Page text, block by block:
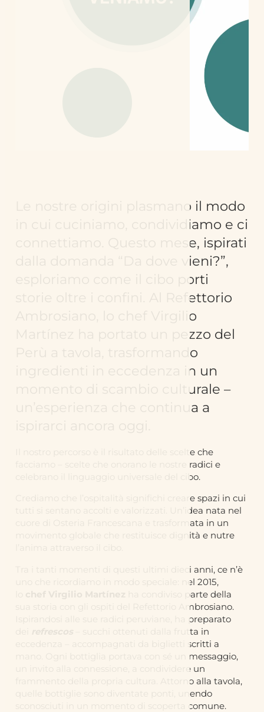
Le nostre origini plasmano il modo
in cui cuciniamo, condividiamo e ci
connettiamo. Questo mese, ispirati
dalla domanda “Da dove vieni?”,
esploriamo come il cibo porti
storie oltre i confini. Al Refettorio
Ambrosiano, lo chef Virgilio
Martínez ha portato un pezzo del
Perù a tavola, trasformando
ingredienti in eccedenza in un
momento di scambio culturale –
un’esperienza che continua a
Il nostro percorso è il risultato delle scelte che
facciamo – scelte che onorano le nostre radici e
celebrano il linguaggio universale del cibo.
Crediamo che l’ospitalità significhi creare spazi in cui
tutti si sentano accolti e valorizzati. Un’idea nata nel
cuore di Osteria Francescana e trasformata in un
movimento globale che restituisce dignità e nutre
Tra i tanti momenti di questi ultimi dieci anni, ce n’è
uno che ricordiamo in modo speciale: nel 2015,
ha condiviso parte della
sua storia con gli ospiti del Refettorio Ambrosiano.
Ispirandosi alle sue radici peruviane, ha preparato
– succhi ottenuti dalla frutta in
eccedenza – accompagnati da biglietti scritti a
mano. Ogni bottiglia portava con sé un messaggio,
un invito alla connessione, a condividere un
frammento della propria cultura. Attorno alla tavola,
quelle bottiglie sono diventate ponti, unendo
sconosciuti in un momento di scoperta comune.